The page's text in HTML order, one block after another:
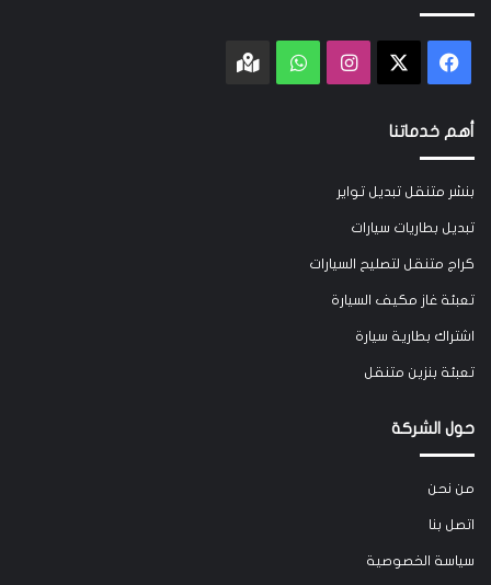
فيسبوك انستقرامواتسابGoogle
أهم خدماتنا
بنشر متنقل تبديل تواير
تبديل بطاريات سيارات
كراج متنقل لتصليح السيارات
تعبئة غاز مكيف السيارة
اشتراك بطارية سيارة
تعبئة بنزين متنقل
حول الشركة
من نحن
اتصل بنا
سياسة الخصوصية